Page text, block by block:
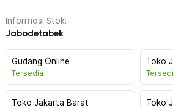
Informasi Stok:
Jabodetabek
Gudang Online
Tersedia
Toko
Toko Jakarta Barat Toko